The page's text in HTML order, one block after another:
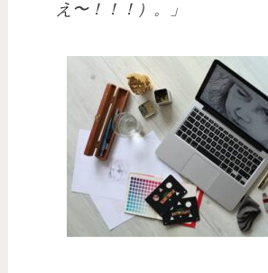
え〜！！！）。」